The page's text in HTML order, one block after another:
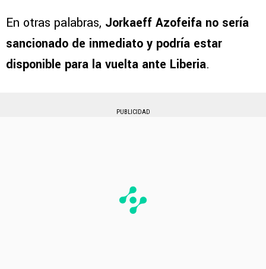
En otras palabras, Jorkaeff Azofeifa no sería
sancionado de inmediato y podría estar
disponible para la vuelta ante Liberia.
PUBLICIDAD